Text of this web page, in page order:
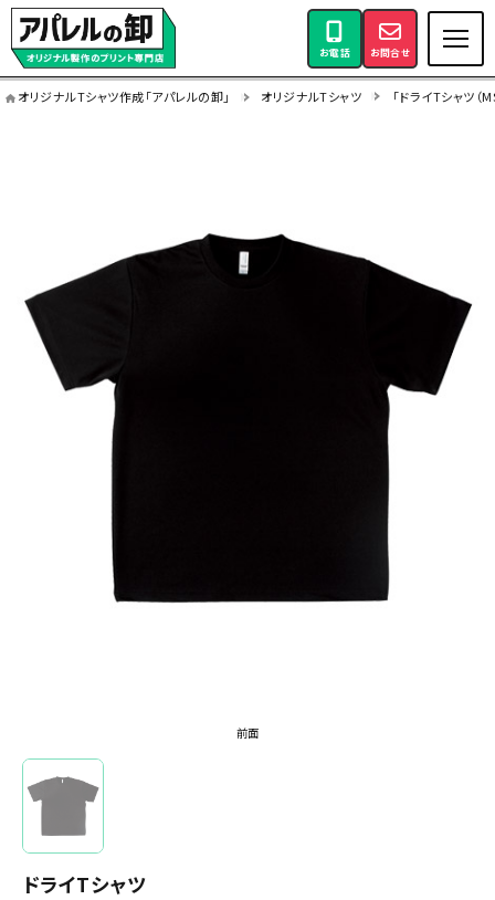
お電話 お問合せ
オリジナルTシャツ作成「アパレルの卸」 オリジナルTシャツ 「ドライTシャツ（
前面
ドライTシャツ